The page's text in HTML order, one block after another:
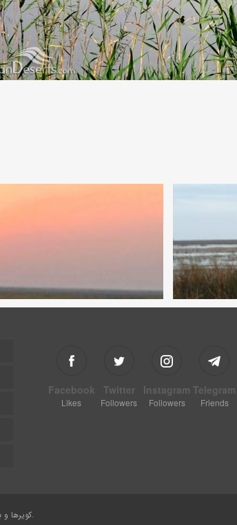
Facebook
Likes
Twitter
Followers
Instagram
Followers
Telegram
Friends
© ۱۴۰۴ - کویرها و بیابان‌های ایران. تمامی حقوق محفوظ است.